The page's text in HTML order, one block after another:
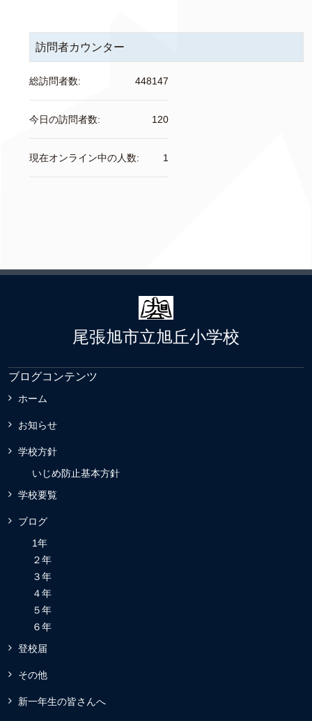
訪問者カウンター
448147
総訪問者数:
120
今日の訪問者数:
1
現在オンライン中の人数:
尾張旭市立旭丘小学校
ブログコンテンツ
ホーム
お知らせ
学校方針
いじめ防止基本方針
学校要覧
ブログ
1年
２年
３年
４年
５年
６年
登校届
その他
新一年生の皆さんへ